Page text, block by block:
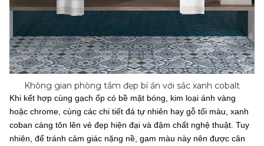
Không gian phòng tắm đẹp bí ẩn với sắc xanh cobalt
Khi kết hợp cùng gạch ốp có bề mặt bóng, kim loại ánh vàng
hoặc chrome, cùng các chi tiết đá tự nhiên hay gỗ tối màu, xanh
coban càng tôn lên vẻ đẹp hiện đại và đậm chất nghệ thuật. Tuy
nhiên, để tránh cảm giác nặng nề, gam màu này nên được cân